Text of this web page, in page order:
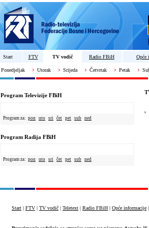
Start FTV TV vodič Radio FBiH Opće
Ponedjeljak Utorak Srijeda Četvrtak Petak
Program Televizije FBiH
Program za: pon uto sri čet pet sub ned
Program Radija FBiH
Program za: pon uto sri čet pet sub ned
,
Start | FTV | TV vodič | Teletext | Radio FBiH | Opće informacije |